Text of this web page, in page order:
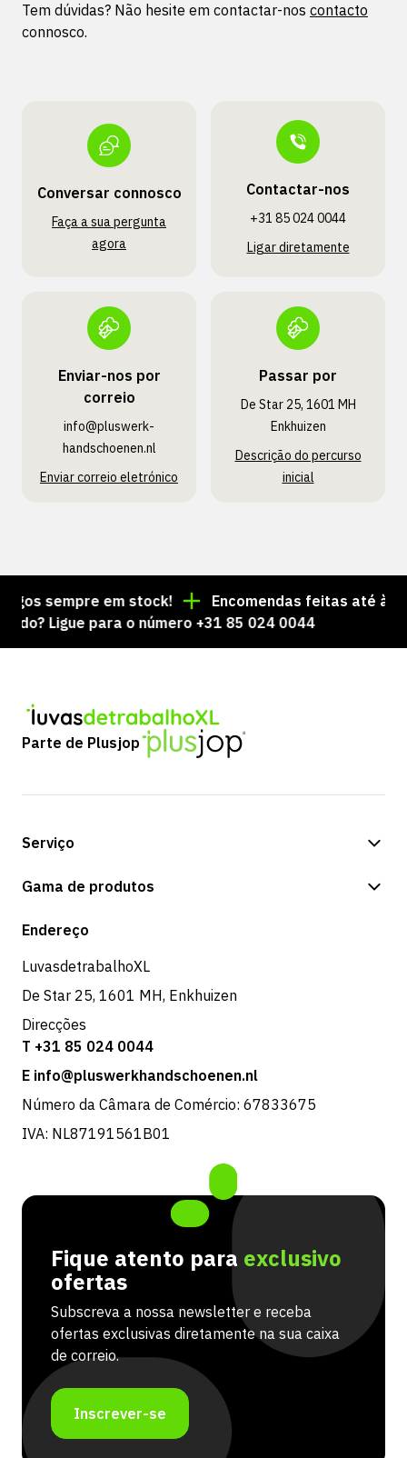
Tem dúvidas? Não hesite em contactar-nos contacto
connosco.
Conversar connosco
Faça a sua pergunta
agora
Contactar-nos
+31 85 024 0044
Ligar diretamente
Enviar-nos por
correio
info@pluswerk­
handschoenen.nl
Enviar correio eletrónico
Passar por
De Star 25, 1601 MH
Enkhuizen
Descrição do percurso
inicial
sempre em stock!
Encomendas feitas até às
Ligue para o número +31 85 024 0044
Parte de Plusjop
Serviço
Opções de pagamento
Gama de produtos
Loja
Endereço
LuvasdetrabalhoXL
De Star 25, 1601 MH, Enkhuizen
Direcções
T +31 85 024 0044
E info@pluswerkhandschoenen.nl
Número da Câmara de Comércio: 67833675
IVA: NL87191561B01
Fique atento para exclusivo
ofertas
Subscreva a nossa newsletter e receba
ofertas exclusivas diretamente na sua caixa
de correio.
Inscrever-se